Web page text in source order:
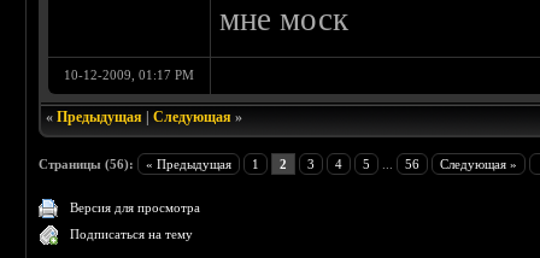
мне моск
10-12-2009, 01:17 PM
«Предыдущая |Следующая »
Страницы (56): « Предыдущая 1 2 3 4 5 56 Следующая »
Версия для просмотра
Подписаться на тему